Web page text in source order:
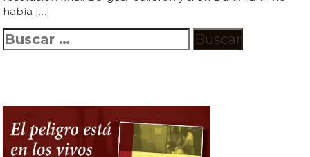
había […]
Buscar: